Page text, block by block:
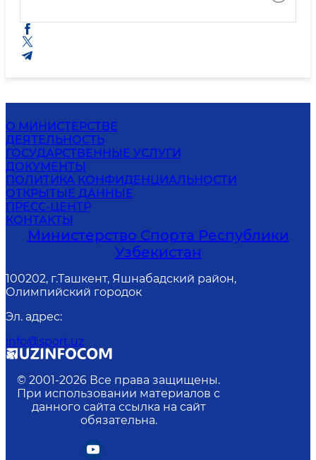
О МИНИСТЕРСТВЕ
ДЕЯТЕЛЬНОСТЬ
ГОСУДАРСТВЕННЫЕ УСЛУГИ
ДОКУМЕНТЫ
ПОЛИТИКА КОНФИДЕНЦИАЛЬНОСТИ
ОТКРЫТЫЕ ДАННЫЕ
ПРЕСС-ЦЕНТР
КОНТАКТЫ
Министерство Спорта Республики
Узбекистан
100202, г.Ташкент, Яшнабадский район,
Олимпийский городок
Эл. адрес:
info@sport.uz
© 2001-2026 Все права защищены.
При использовании материалов с
данного сайта ссылка на сайт
обязательна.